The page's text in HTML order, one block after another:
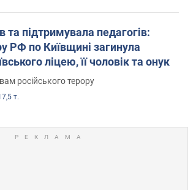
та підтримувала педагогів:
РФ по Київщині загинула
ліцею, її чоловік та онук
російського терору
т.